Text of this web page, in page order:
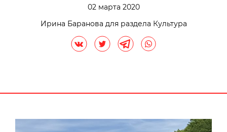
02 марта 2020
Ирина Баранова для раздела Культура